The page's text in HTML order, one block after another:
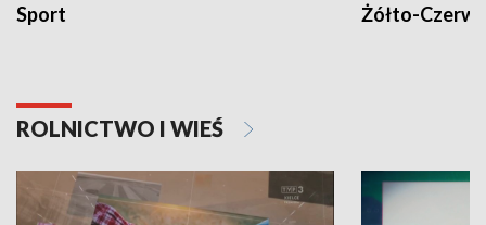
Sport Żółto-
ROLNICTWO I WIEŚ